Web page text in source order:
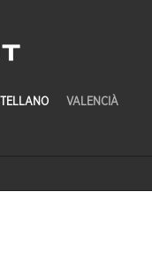
VALENCIÀ